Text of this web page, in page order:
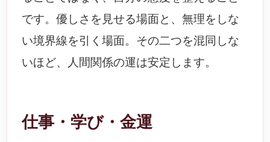
です。優しさを見せる場面と、無理をしな
い境界線を引く場面。その二つを混同しな
いほど、人間関係の運は安定します。
仕事・学び・金運